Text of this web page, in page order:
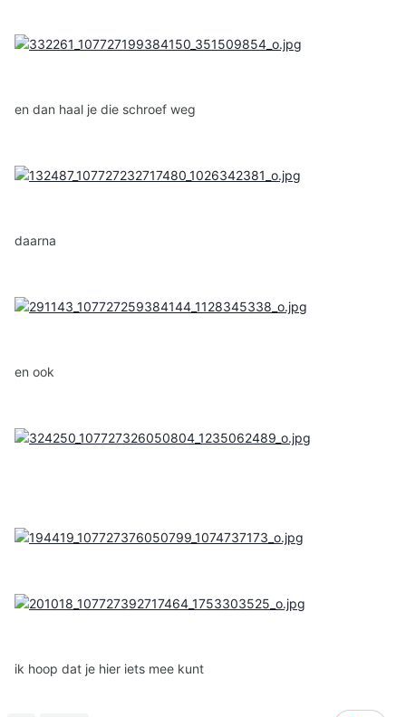
en dan haal je die schroef weg
daarna
en ook
ik hoop dat je hier iets mee kunt